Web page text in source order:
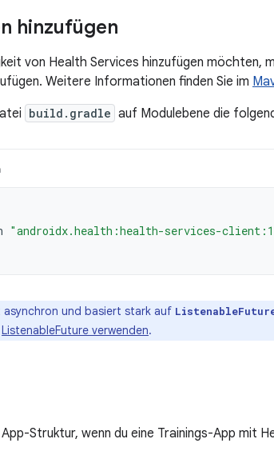
hinzufügen
von Health Services hinzufügen möchten,
Weitere Informationen finden Sie im
build.gradle auf Modulebene die
"androidx.health:health-services-
asynchron und basiert stark auf
ListenableFuture verwenden.
Struktur, wenn du eine Trainings-App mit